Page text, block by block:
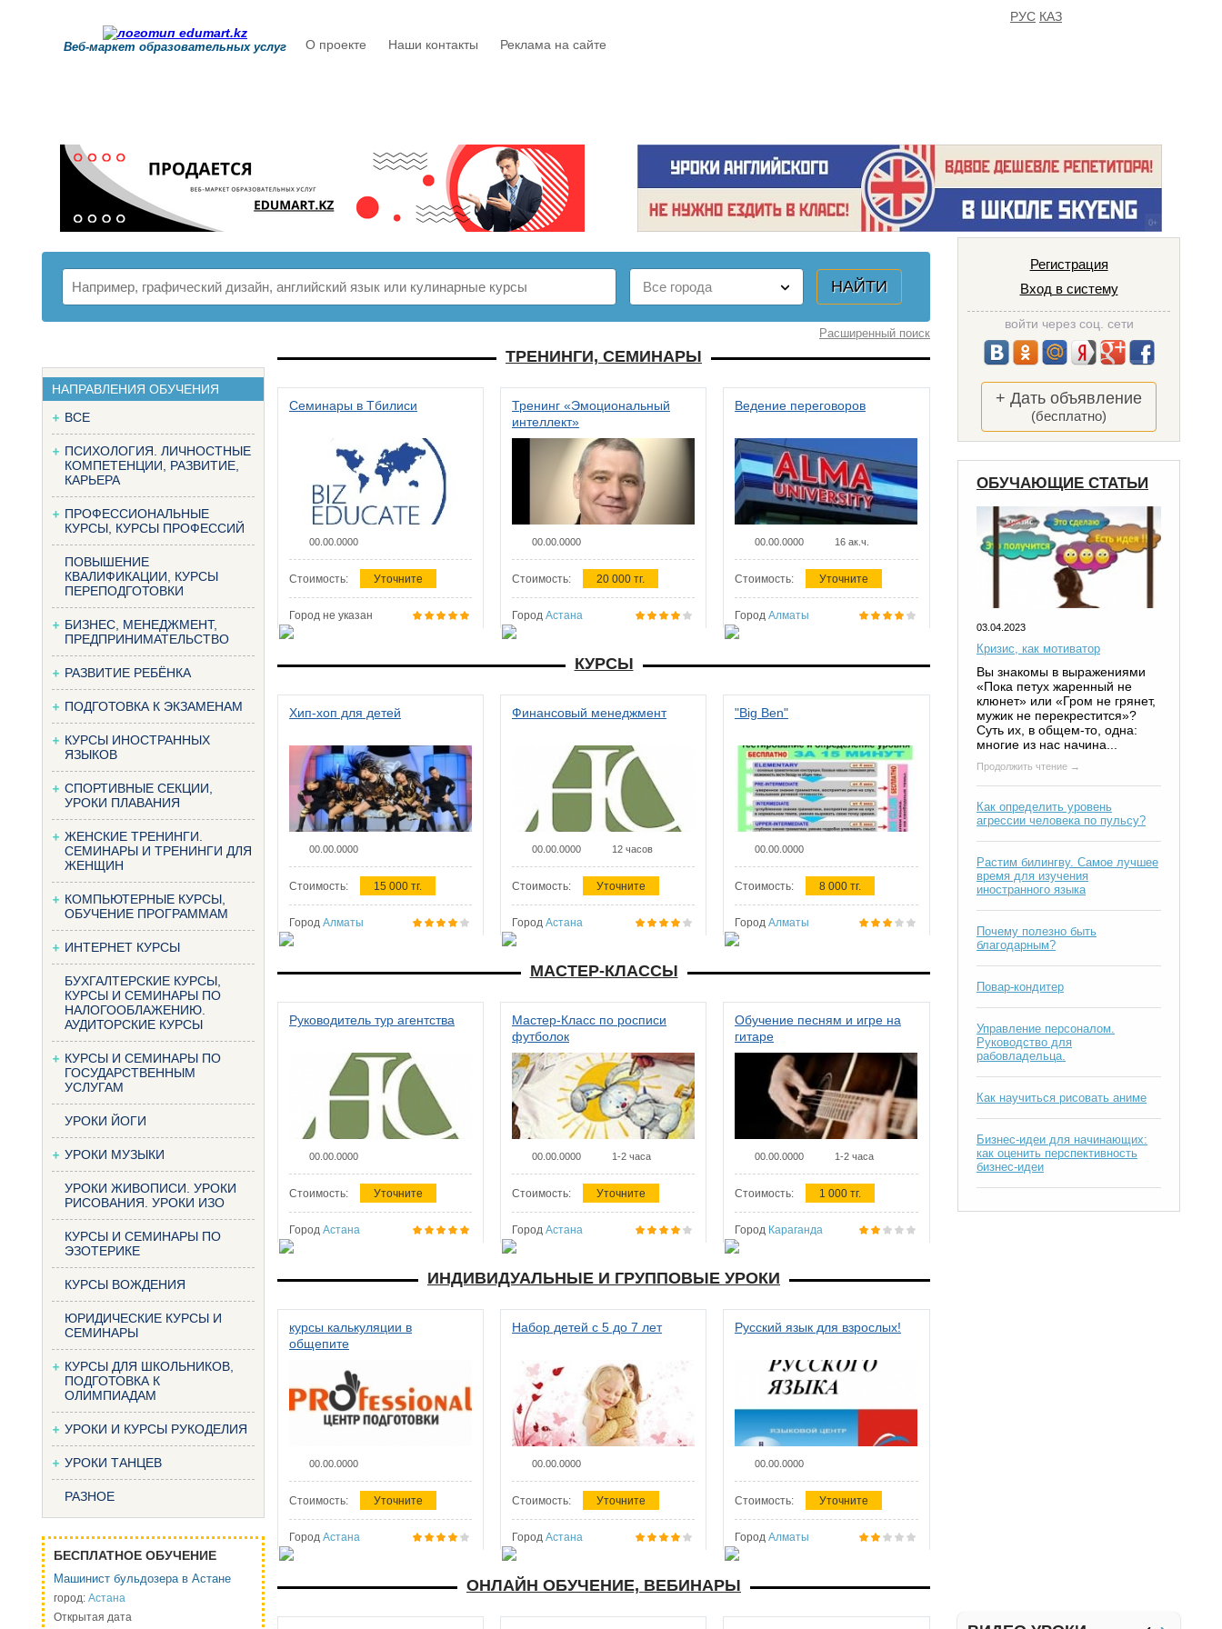
Веб-маркет образовательных услуг О проекте Наши контакты Реклама на сайте
РУС КАЗ
Расширенный поиск
НАПРАВЛЕНИЯ ОБУЧЕНИЯ
ВСЕ
ПСИХОЛОГИЯ. ЛИЧНОСТНЫЕ
КОМПЕТЕНЦИИ, РАЗВИТИЕ,
КАРЬЕРА
ПРОФЕССИОНАЛЬНЫЕ
КУРСЫ, КУРСЫ ПРОФЕССИЙ
ПОВЫШЕНИЕ
КВАЛИФИКАЦИИ, КУРСЫ
ПЕРЕПОДГОТОВКИ
БИЗНЕС, МЕНЕДЖМЕНТ,
ПРЕДПРИНИМАТЕЛЬСТВО
РАЗВИТИЕ РЕБЁНКА
ПОДГОТОВКА К ЭКЗАМЕНАМ
КУРСЫ ИНОСТРАННЫХ
ЯЗЫКОВ
СПОРТИВНЫЕ СЕКЦИИ,
УРОКИ ПЛАВАНИЯ
ЖЕНСКИЕ ТРЕНИНГИ.
СЕМИНАРЫ И ТРЕНИНГИ ДЛЯ
ЖЕНЩИН
КОМПЬЮТЕРНЫЕ КУРСЫ,
ОБУЧЕНИЕ ПРОГРАММАМ
ИНТЕРНЕТ КУРСЫ
БУХГАЛТЕРСКИЕ КУРСЫ,
КУРСЫ И СЕМИНАРЫ ПО
НАЛОГООБЛАЖЕНИЮ.
АУДИТОРСКИЕ КУРСЫ
КУРСЫ И СЕМИНАРЫ ПО
ГОСУДАРСТВЕННЫМ
УСЛУГАМ
УРОКИ ЙОГИ
УРОКИ МУЗЫКИ
УРОКИ ЖИВОПИСИ. УРОКИ
РИСОВАНИЯ. УРОКИ ИЗО
КУРСЫ И СЕМИНАРЫ ПО
ЭЗОТЕРИКЕ
КУРСЫ ВОЖДЕНИЯ
ЮРИДИЧЕСКИЕ КУРСЫ И
СЕМИНАРЫ
КУРСЫ ДЛЯ ШКОЛЬНИКОВ,
ПОДГОТОВКА К
ОЛИМПИАДАМ
УРОКИ И КУРСЫ РУКОДЕЛИЯ
УРОКИ ТАНЦЕВ
РАЗНОЕ
БЕСПЛАТНОЕ ОБУЧЕНИЕ
Машинист бульдозера в Астане
город: Астана
Открытая дата
ТРЕНИНГИ, СЕМИНАРЫ
Семинары в Тбилиси
00.00.0000
Стоимость: Уточните
Город не указан
Тренинг «Эмоциональный
интеллект»
00.00.0000
Стоимость: 20 000 тг.
Город Астана
Ведение переговоров
00.00.0000 16 ак.ч.
Стоимость: Уточните
Город Алматы
КУРСЫ
Хип-хоп для детей
00.00.0000
Стоимость: 15 000 тг.
Город Алматы
Финансовый менеджмент
00.00.0000 12 часов
Стоимость: Уточните
Город Астана
"Big Ben"
00.00.0000
Стоимость: 8 000 тг.
Город Алматы
МАСТЕР-КЛАССЫ
Руководитель тур агентства
00.00.0000
Стоимость: Уточните
Город Астана
Мастер-Класс по росписи
футболок
00.00.0000 1-2 часа
Стоимость: Уточните
Город Астана
Обучение песням и игре на
гитаре
00.00.0000 1-2 часа
Стоимость: 1 000 тг.
Город Караганда
ИНДИВИДУАЛЬНЫЕ И ГРУППОВЫЕ УРОКИ
курсы калькуляции в
общепите
00.00.0000
Стоимость: Уточните
Город Астана
Набор детей с 5 до 7 лет
00.00.0000
Стоимость: Уточните
Город Астана
Русский язык для взрослых!
00.00.0000
Стоимость: Уточните
Город Алматы
ОНЛАЙН ОБУЧЕНИЕ, ВЕБИНАРЫ
Регистрация
Вход в систему
войти через соц. сети
+ Дать объявление
(бесплатно)
ОБУЧАЮЩИЕ СТАТЬИ
03.04.2023
Кризис, как мотиватор
Вы знакомы в выражениями
«Пока петух жаренный не
клюнет» или «Гром не грянет,
мужик не перекрестится»?
Суть их, в общем-то, одна:
многие из нас начина...
Продолжить чтение →
Как определить уровень
агрессии человека по пульсу?
Растим билингву. Самое лучшее
время для изучения
иностранного языка
Почему полезно быть
благодарным?
Повар-кондитер
Управление персоналом.
Руководство для
рабовладельца.
Как научиться рисовать аниме
Бизнес-идеи для начинающих:
как оценить перспективность
бизнес-идеи